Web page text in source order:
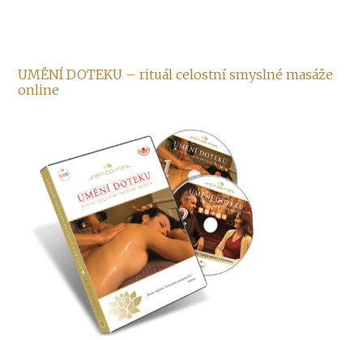
UMĚNÍ DOTEKU – rituál celostní smyslné masáže
online